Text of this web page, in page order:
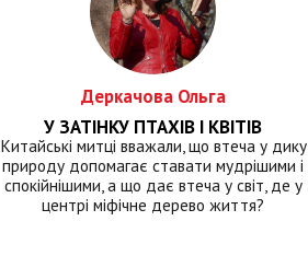
Деркачова Ольга
У ЗАТІНКУ ПТАХІВ І КВІТІВ
Китайські митці вважали, що втеча у дику
природу допомагає ставати мудрішими і
спокійнішими, а що дає втеча у світ, де у
центрі міфічне дерево життя?